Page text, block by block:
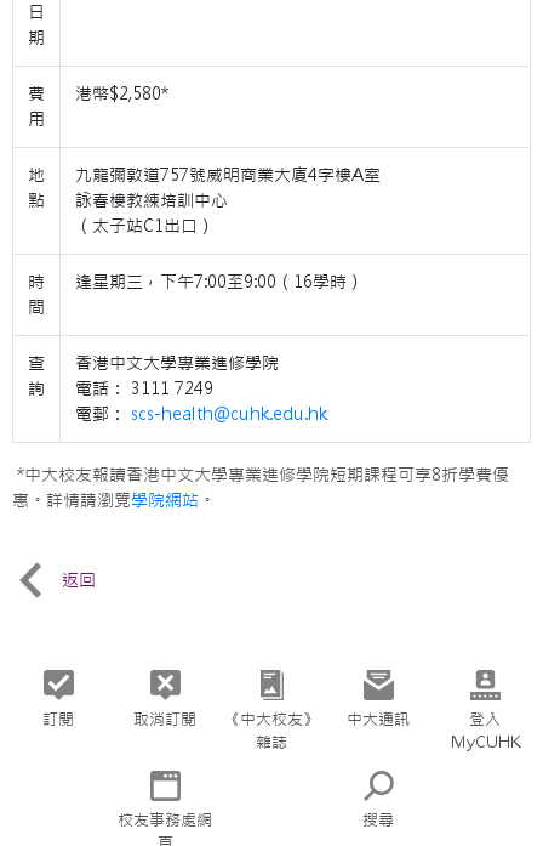
日
期
費
用
港幣$2,580*
地
點
九龍彌敦道757號威明商業大廈4字樓A室
詠春樓教練培訓中心
（太子站C1出口）
時
間
逢星期三，下午7:00至9:00（16學時）
查
詢
香港中文大學專業進修學院
電話： 3111 7249
電郵：
scs-health@cuhk.edu.hk
*中大校友報讀香港中文大學專業進修學院短期課程可享8折學費優
惠。詳情請瀏覽學院網站 。
返回
訂閱 取消訂閱
《中大校友》
雜誌
中大通訊
登入
MyCUHK
校友事務處網
搜尋